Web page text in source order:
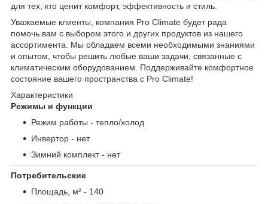
для тех, кто ценит комфорт, эффективность и стиль.
Уважаемые клиенты, компания Pro Climate будет рада
помочь вам с выбором этого и других продуктов из нашего
ассортимента. Мы обладаем всеми необходимыми знаниями
и опытом, чтобы решить любые ваши задачи, связанные с
климатическим оборудованием. Поддерживайте комфортное
состояние вашего пространства с Pro Climate!
Характеристики
Режимы и функции
Режим работы - тепло/холод
Инвертор - нет
Зимний комплект- нет
Потребительские
Площадь, м² - 140